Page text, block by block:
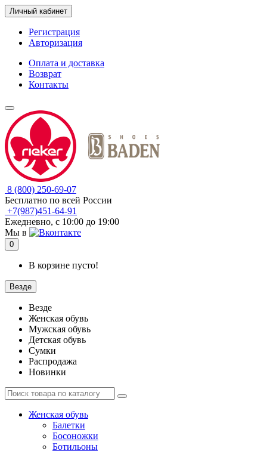
Личный кабинет
Регистрация
Авторизация
Оплата и доставка
Возврат
Контакты
8 (800) 250-69-07
Бесплатно по всей России
+7(987)451-64-91
Ежедневно, с 10:00 до 19:00
Мы в
0
В корзине пусто!
Везде
Везде
Женская обувь
Мужская обувь
Детская обувь
Сумки
Распродажа
Новинки
Женская обувь
Балетки
Босоножки
Ботильоны